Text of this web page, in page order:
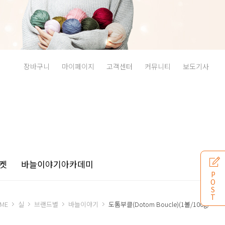
장바구니 마이페이지 고객센터 커뮤니티 보도기사
바늘이야기아카데미
실 브랜드별 바늘이야기 도톰부클(Dotom Boucle)(1볼/100g)
P
O
S
T